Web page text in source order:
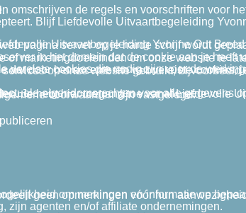
te verzamelen, op te slaan en bij te houden voor statistische of marketingdoeleinden om onze
Breed voor je eigen persoonlijk gebruik, onderworpen aan de beperkingen die in deze algemene voorwaarden zijn vastgelegd.
Liefdevolle uitvaartbegeleiding filtert, bewerkt, publiceert of beoordeelt geen opmerkingen vóór
zijn agenten en/of affiliate ondernemingen.